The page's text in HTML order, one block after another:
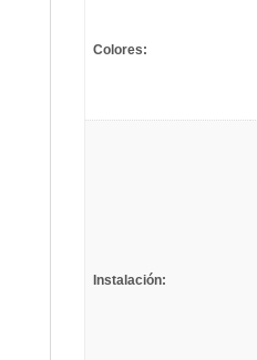
Colores:
Instalación: